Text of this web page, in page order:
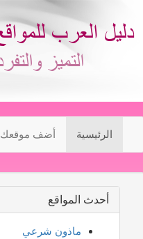
الرئيسية أضف موقعك
أحدث المواقع
ماذون شرعي